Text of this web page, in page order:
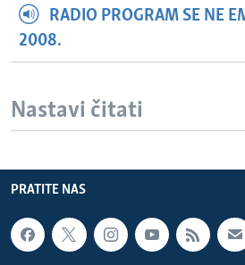
RADIO PROGRAM SE NE
2008.
Nastavi čitati
PRATITE NAS